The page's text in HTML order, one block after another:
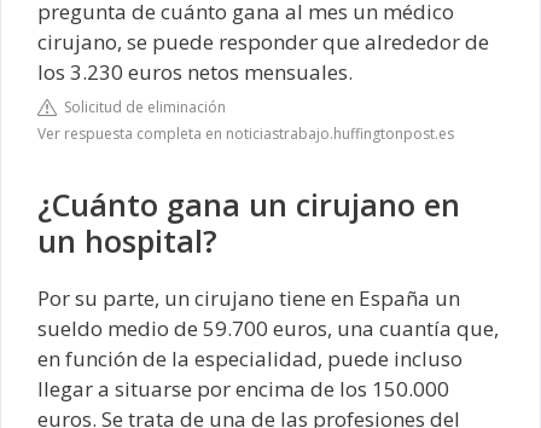
pregunta de cuánto gana al mes un médico
cirujano, se puede responder que alrededor de
los 3.230 euros netos mensuales.
Solicitud de eliminación
Ver respuesta completa en noticiastrabajo.huffingtonpost.es
¿Cuánto gana un cirujano en
un hospital?
Por su parte, un cirujano tiene en España un
sueldo medio de 59.700 euros, una cuantía que,
en función de la especialidad, puede incluso
llegar a situarse por encima de los 150.000
euros. Se trata de una de las profesiones del